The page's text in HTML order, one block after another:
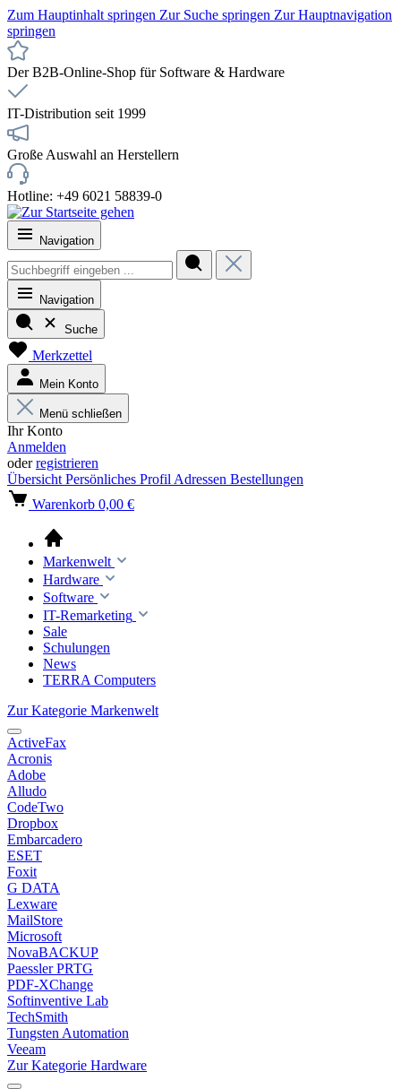
Zum Hauptinhalt springen Zur Suche springen Zur Hauptnavigation
springen
Der B2B-Online-Shop für Software & Hardware
IT-Distribution seit 1999
Große Auswahl an Herstellern
Hotline: +49 6021 58839-0
Navigation
Navigation
Suche
Merkzettel
Mein Konto
Menü schließen
Ihr Konto
Anmelden
oderregistrieren
Übersicht Persönliches Profil Adressen Bestellungen
Warenkorb 0,00 €
Markenwelt
Hardware
Software
IT-Remarketing
Sale
Schulungen
News
TERRA Computers
Zur Kategorie Markenwelt
ActiveFax
Acronis
Adobe
Alludo
CodeTwo
Dropbox
Embarcadero
ESET
Foxit
G DATA
Lexware
MailStore
Microsoft
NovaBACKUP
Paessler PRTG
PDF-XChange
Softinventive Lab
TechSmith
Tungsten Automation
Veeam
Zur Kategorie Hardware